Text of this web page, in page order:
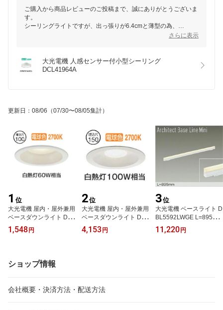
ご購入から商品レビューのご投稿まで、誠にありがとうございま
す。
シーリングライトですが、出っ張りが6.4cmと薄型の為、
ダウンライトのように空間を広く感じていただけるかと思いま
センサーがあると消し忘れ防止になりますので大変便利です！
毎日を快適にお過ごし頂けましたら幸いです♪
さらに表示
大光電機 人感センサー付小型シーリング
DCL41964A
更新日 ： 08/06 （07/30〜08/05集計）
1 位
大光電機 屋内・屋外兼用
ベースダウンライト DDL
6132YW COBタイプ Φ1
00 電球色 白熱灯60W相
1,548円
2位
大光電機 屋内・屋外兼用
ベースダウンライト DDL
5694YW 電球色 Φ150 白
熱灯100W相当 工事必要
4,153円
3位
大光電機 ベースライト D
BL5592LWGE L=895mm
電球色 調光
11,220円
ショップ情報
会社概要・決済方法・配送方法